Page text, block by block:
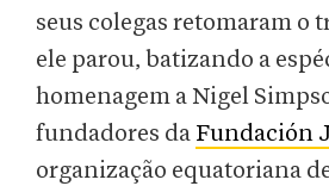
seus colegas retomaram o
ele parou, batizando a
homenagem a Nigel
fundadores da Fundación
organização equatoriana